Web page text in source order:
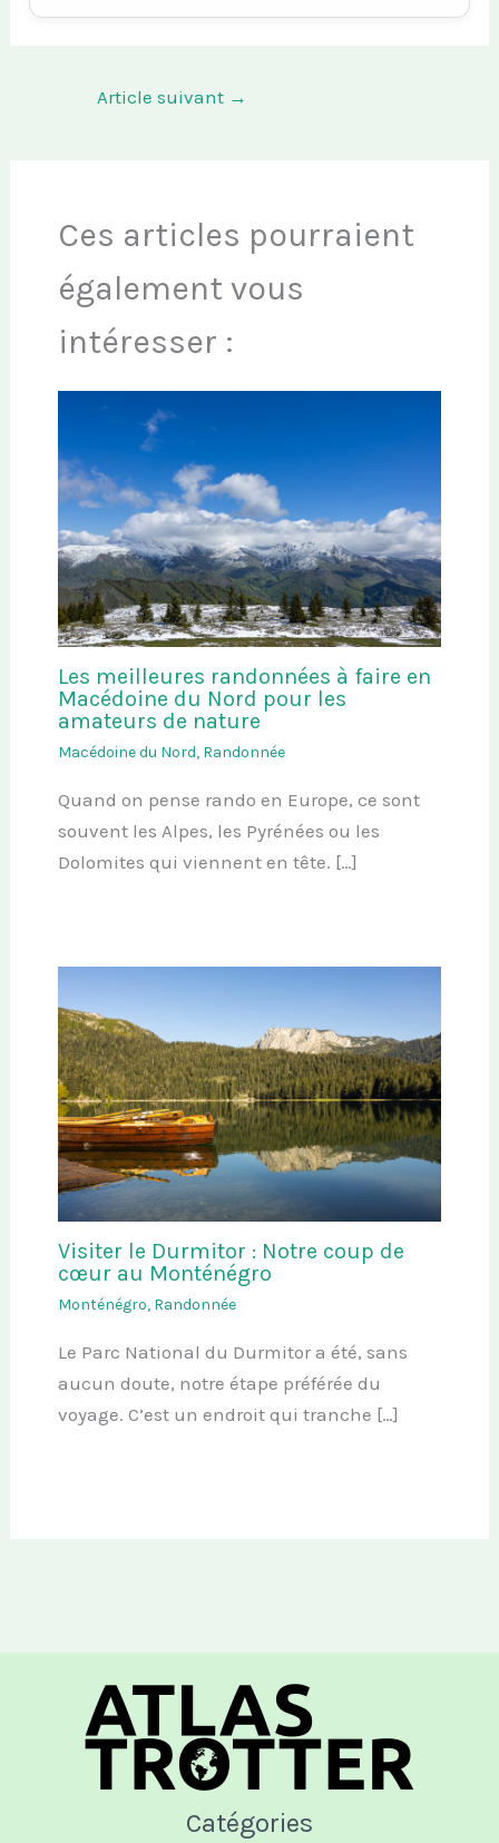
Article suivant →
Ces articles pourraient
également vous
intéresser :
Les meilleures randonnées à faire en
Macédoine du Nord pour les
amateurs de nature
Macédoine du Nord, Randonnée
Quand on pense rando en Europe, ce sont
souvent les Alpes, les Pyrénées ou les
Dolomites qui viennent en tête. […]
Visiter le Durmitor : Notre coup de
cœur au Monténégro
Monténégro, Randonnée
Le Parc National du Durmitor a été, sans
aucun doute, notre étape préférée du
voyage. C’est un endroit qui tranche […]
Catégories